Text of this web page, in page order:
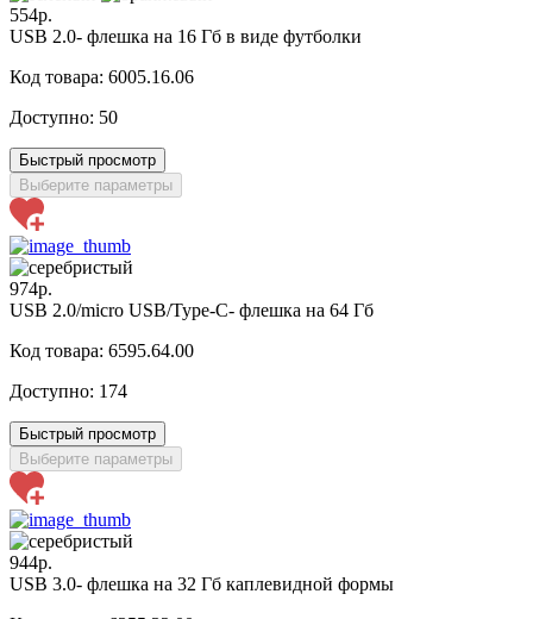
554р.
USB 2.0- флешка на 16 Гб в виде футболки
Код товара: 6005.16.06
Доступно: 50
Быстрый просмотр
Выберите параметры
974р.
USB 2.0/micro USB/Type-C- флешка на 64 Гб
Код товара: 6595.64.00
Доступно: 174
Быстрый просмотр
Выберите параметры
944р.
USB 3.0- флешка на 32 Гб каплевидной формы